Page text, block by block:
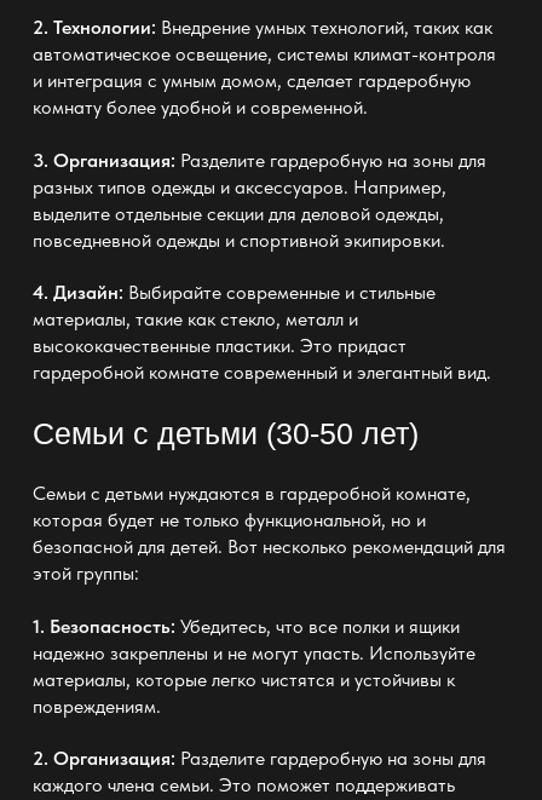
2. Технологии: Внедрение умных технологий, таких как
автоматическое освещение, системы климат-контроля
и интеграция с умным домом, сделает гардеробную
комнату более удобной и современной.
3. Организация: Разделите гардеробную на зоны для
разных типов одежды и аксессуаров. Например,
выделите отдельные секции для деловой одежды,
повседневной одежды и спортивной экипировки.
4. Дизайн: Выбирайте современные и стильные
материалы, такие как стекло, металл и
высококачественные пластики. Это придаст
гардеробной комнате современный и элегантный вид.
Семьи с детьми (30-50 лет)
Семьи с детьми нуждаются в гардеробной комнате,
которая будет не только функциональной, но и
безопасной для детей. Вот несколько рекомендаций для
этой группы:
1. Безопасность: Убедитесь, что все полки и ящики
надежно закреплены и не могут упасть. Используйте
материалы, которые легко чистятся и устойчивы к
повреждениям.
2. Организация: Разделите гардеробную на зоны для
каждого члена семьи. Это поможет поддерживать